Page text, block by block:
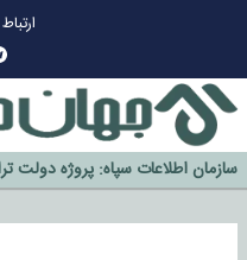
گزینه جدایی اوسمار روی میز
آیا رئیس جمهور آمریکا قانون را دور
اخراج رسمی چهره نامدار از
سازمان اطلاعات سپاه: پروژه
خورد